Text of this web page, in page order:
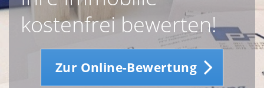
kostenfrei bewerten!
Zur Online-Bewertung